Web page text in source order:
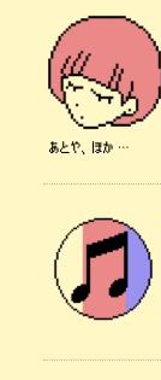
あとや、ほか …